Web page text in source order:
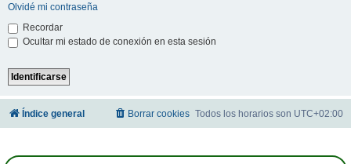
Olvidé mi contraseña
Recordar
Ocultar mi estado de conexión en esta sesión
Índice general Todos los horarios son UTC+02:00
Borrar cookies